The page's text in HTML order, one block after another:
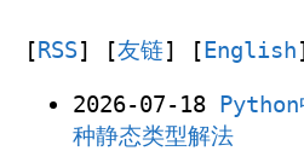
[RSS] [友链] [English
2026-07-18 Python
种静态类型解法